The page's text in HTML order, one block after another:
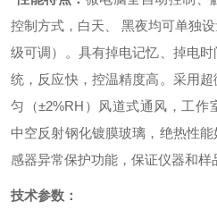
控制方式，白天、 黑夜均可单独
级可调）。 具有掉电记忆、掉电
统，反应快，控温精度高。 采用超
匀（±2%RH）
风道式通风，工作
中空反射钢化镀膜玻璃，绝热性
感器异常保护功能，保证仪器和样
技术参数：